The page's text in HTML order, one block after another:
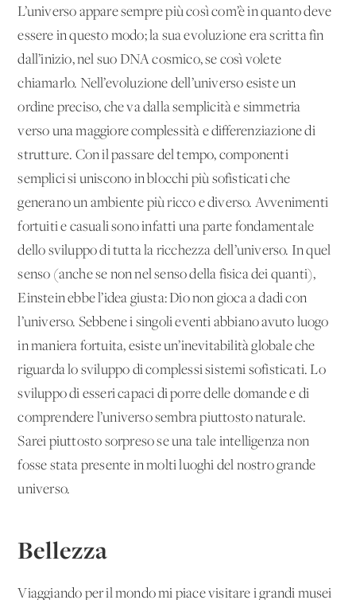
L’universo appare sempre più così com’è in quanto deve
essere in questo modo; la sua evoluzione era scritta fin
dall’inizio, nel suo DNA cosmico, se così volete
chiamarlo. Nell’evoluzione dell’universo esiste un
ordine preciso, che va dalla semplicità e simmetria
verso una maggiore complessità e differenziazione di
strutture. Con il passare del tempo, componenti
semplici si uniscono in blocchi più sofisticati che
generano un ambiente più ricco e diverso. Avvenimenti
fortuiti e casuali sono infatti una parte fondamentale
dello sviluppo di tutta la ricchezza dell’universo. In quel
senso (anche se non nel senso della fisica dei quanti),
Einstein ebbe l’idea giusta: Dio non gioca a dadi con
l’universo. Sebbene i singoli eventi abbiano avuto luogo
in maniera fortuita, esiste un’inevitabilità globale che
riguarda lo sviluppo di complessi sistemi sofisticati. Lo
sviluppo di esseri capaci di porre delle domande e di
comprendere l’universo sembra piuttosto naturale.
Sarei piuttosto sorpreso se una tale intelligenza non
fosse stata presente in molti luoghi del nostro grande
universo.
Bellezza
Viaggiando per il mondo mi piace visitare i grandi musei